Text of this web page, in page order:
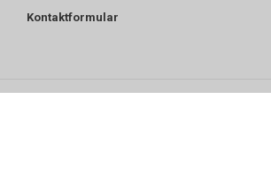
Kontaktformular